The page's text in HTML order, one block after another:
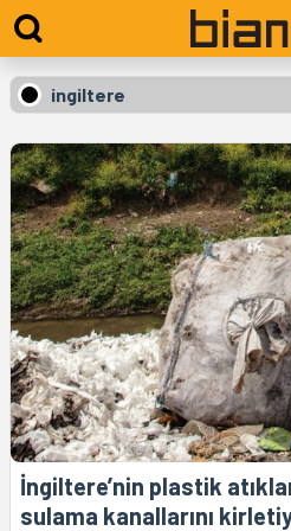
ingiltere
İngiltere’nin plastik
sulama kanallarını